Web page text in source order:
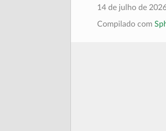
14 de julho de
Compilado com